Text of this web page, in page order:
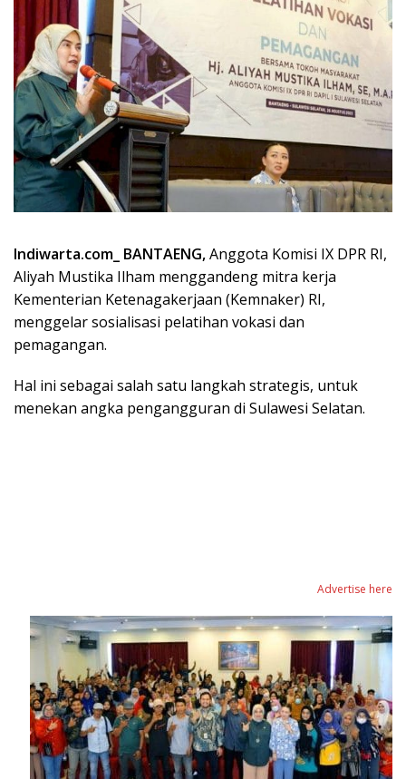
Indiwarta.com_ BANTAENG,Anggota Komisi IX DPR RI,
Aliyah Mustika Ilham menggandeng mitra kerja
Kementerian Ketenagakerjaan (Kemnaker) RI,
menggelar sosialisasi pelatihan vokasi dan
pemagangan.
Hal ini sebagai salah satu langkah strategis, untuk
menekan angka pengangguran di Sulawesi Selatan.
Advertise here